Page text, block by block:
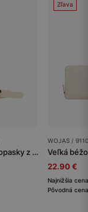
Tenké dámske opasky z kože sú ideálne k elegantným šatám
Zľava
WOJAS /
22.90 €
Najnižšia
Pôvodná